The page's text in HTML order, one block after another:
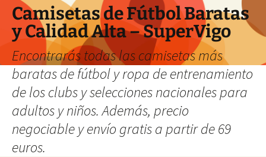
Camisetas de Fútbol Baratas
y Calidad Alta – SuperVigo
Encontrarás todas las camisetas más
baratas de fútbol y ropa de entrenamiento
de los clubs y selecciones nacionales para
adultos y niños. Además, precio
negociable y envío gratis a partir de 69
euros.